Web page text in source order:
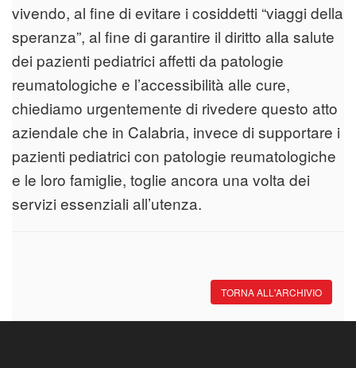
vivendo, al fine di evitare i cosiddetti “viaggi della
speranza”, al fine di garantire il diritto alla salute
dei pazienti pediatrici affetti da patologie
reumatologiche e l’accessibilità alle cure,
chiediamo urgentemente di rivedere questo atto
aziendale che in Calabria, invece di supportare i
pazienti pediatrici con patologie reumatologiche
e le loro famiglie, toglie ancora una volta dei
servizi essenziali all’utenza.
TORNA ALL'ARCHIVIO